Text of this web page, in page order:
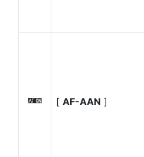
A [ AF-AAN ]